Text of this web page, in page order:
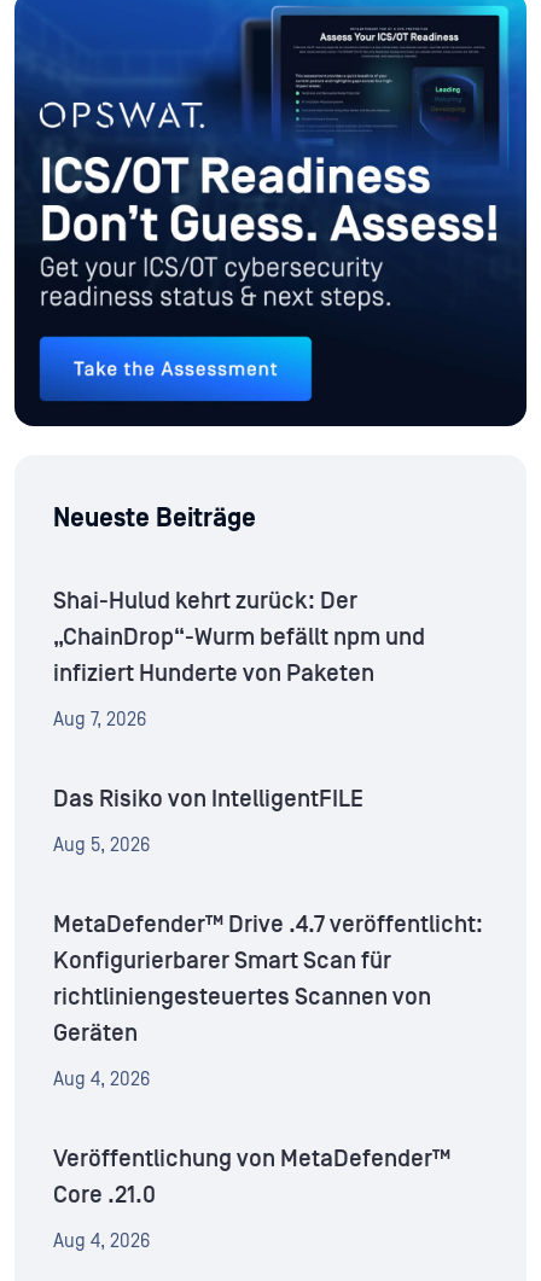
Neueste Beiträge
Shai-Hulud kehrt zurück: Der
„ChainDrop“-Wurm befällt npm und
infiziert Hunderte von Paketen
Aug 7, 2026
Das Risiko von IntelligentFILE
Aug 5, 2026
MetaDefender™ Drive .4.7 veröffentlicht:
Konfigurierbarer Smart Scan für
richtliniengesteuertes Scannen von
Geräten
Aug 4, 2026
Veröffentlichung von MetaDefender™
Core .21.0
Aug 4, 2026